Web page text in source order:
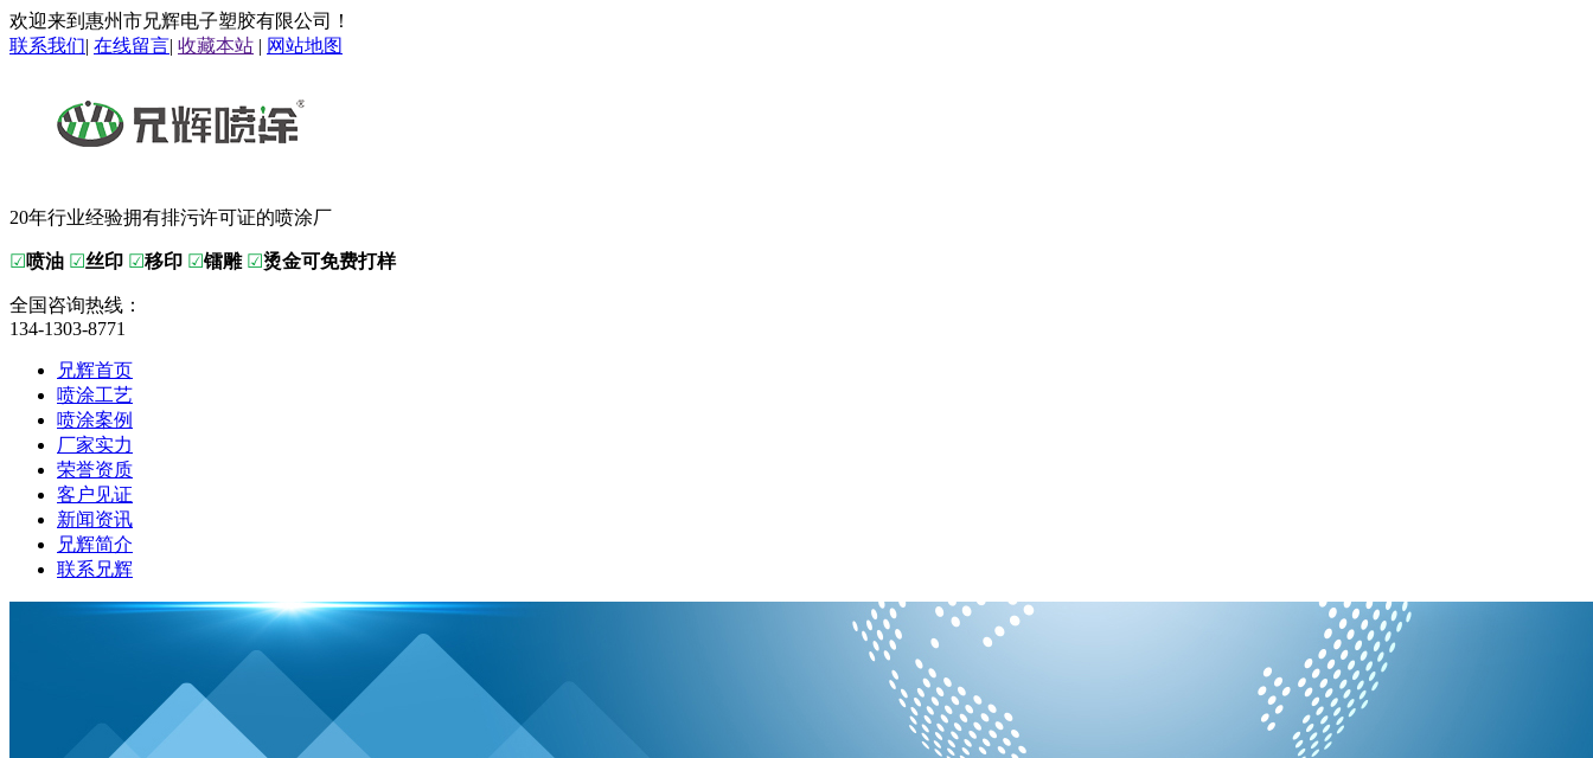
欢迎来到惠州市兄辉电子塑胶有限公司！
联系我们| 在线留言| 收藏本站 | 网站地图
20年行业经验拥有排污许可证的喷涂厂
☑喷油 ☑丝印 ☑移印 ☑镭雕 ☑烫金可免费打样
全国咨询热线：
134-1303-8771
兄辉首页
喷涂工艺
喷涂案例
厂家实力
荣誉资质
客户见证
新闻资讯
兄辉简介
联系兄辉